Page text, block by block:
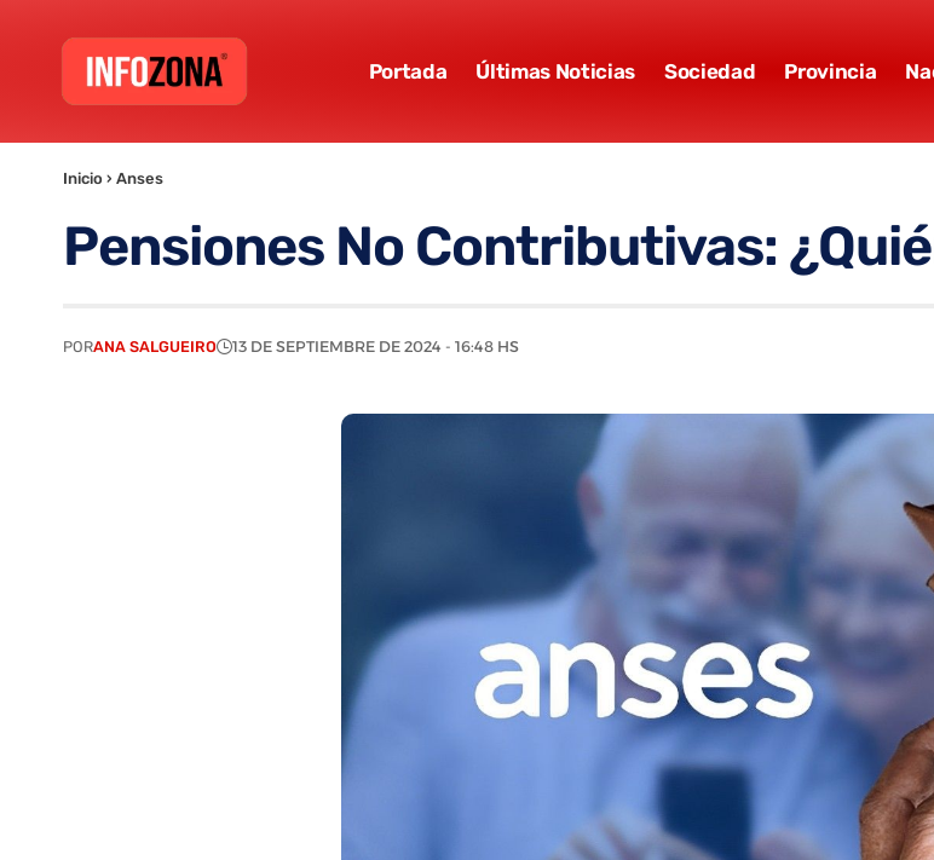
Portada Últimas Noticias Sociedad Provincia
Inicio › Anses
Pensiones No Contributivas:
PORANA SALGUEIRO 13 DE SEPTIEMBRE DE 2024 - 16:48 HS